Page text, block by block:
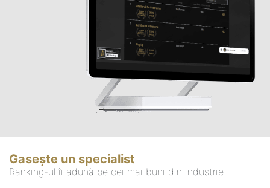
Gasește un specialist
Ranking-ul îi adună pe cei mai buni din industrie